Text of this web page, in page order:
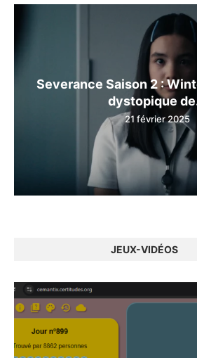
Severance Saison 2 :
dystopique
21 février 2025
JEUX-VIDÉOS